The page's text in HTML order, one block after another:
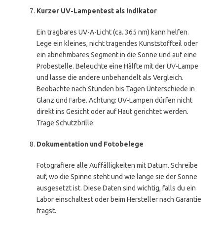
Kurzer UV-Lampentest als Indikator
Ein tragbares UV-A-Licht (ca. 365 nm) kann helfen.
Lege ein kleines, nicht tragendes Kunststoffteil oder
ein abnehmbares Segment in die Sonne und auf eine
Probestelle. Beleuchte eine Hälfte mit der UV-Lampe
und lasse die andere unbehandelt als Vergleich.
Beobachte nach Stunden bis Tagen Unterschiede in
Glanz und Farbe. Achtung: UV-Lampen dürfen nicht
direkt ins Gesicht oder auf Haut gerichtet werden.
Trage Schutzbrille.
Dokumentation und Fotobelege
Fotografiere alle Auffälligkeiten mit Datum. Schreibe
auf, wo die Spinne steht und wie lange sie der Sonne
ausgesetzt ist. Diese Daten sind wichtig, falls du ein
Labor einschaltest oder beim Hersteller nach Garantie
fragst.